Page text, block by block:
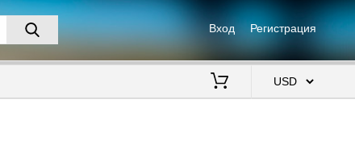
Вход Регистрация